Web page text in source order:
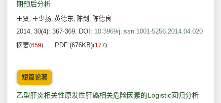
期预后分析
王贤, 王少扬, 黄德东, 陈剑 , 陈德良
2014, 30(4): 367-369. DOI: 10.3969/j.issn.1001-5256.2014.04.020
摘要(659) PDF (676KB)(177)
短篇论著
乙型肝炎相关性原发性肝癌相关危险因素的Logistic回归分析